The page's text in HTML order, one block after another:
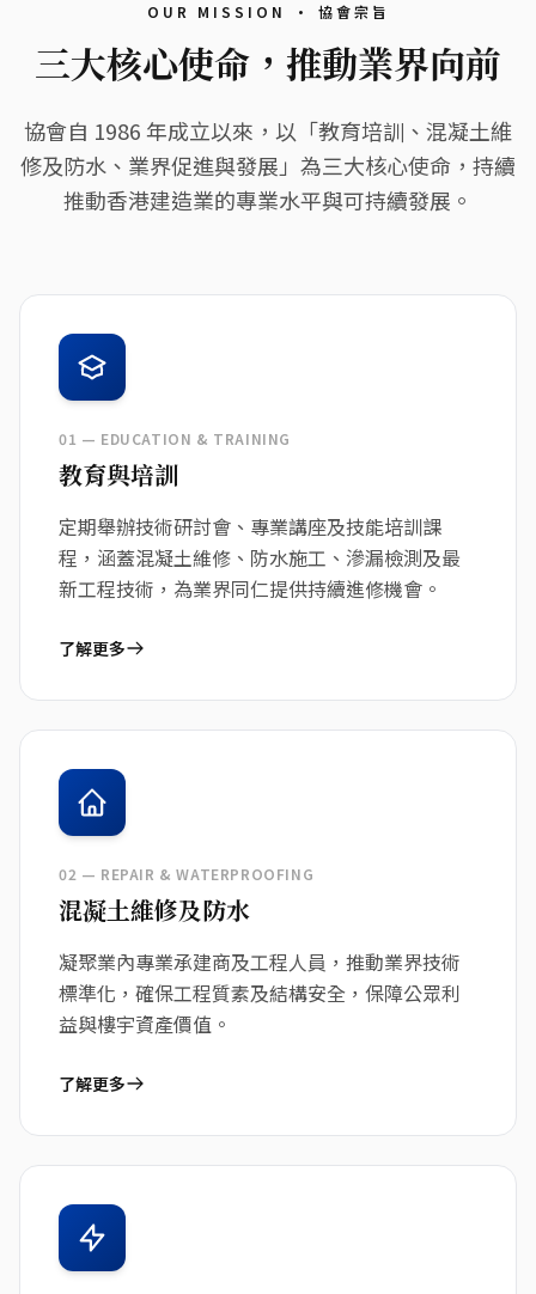
OUR MISSION · 協會宗旨
三大核心使命，推動業界向前
協會自 1986 年成立以來，以「教育培訓、混凝土維
修及防水、業界促進與發展」為三大核心使命，持續
推動香港建造業的專業水平與可持續發展。
01 — EDUCATION & TRAINING
教育與培訓
定期舉辦技術研討會、專業講座及技能培訓課
程，涵蓋混凝土維修、防水施工、滲漏檢測及最
新工程技術，為業界同仁提供持續進修機會。
了解更多
02 — REPAIR & WATERPROOFING
混凝土維修及防水
凝聚業內專業承建商及工程人員，推動業界技術
標準化，確保工程質素及結構安全，保障公眾利
益與樓宇資產價值。
了解更多